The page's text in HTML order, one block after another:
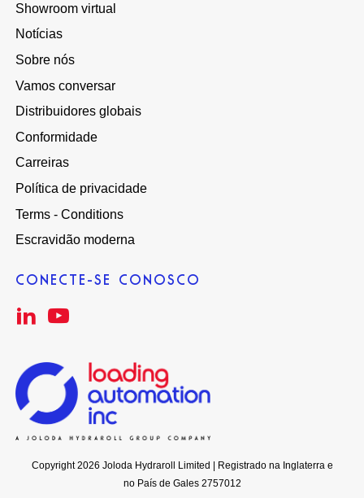
Showroom virtual
Notícias
Sobre nós
Vamos conversar
Distribuidores globais
Conformidade
Carreiras
Política de privacidade
Terms - Conditions
Escravidão moderna
CONECTE-SE CONOSCO
Copyright 2026 Joloda Hydraroll Limited | Registrado na Inglaterra e
no País de Gales 2757012